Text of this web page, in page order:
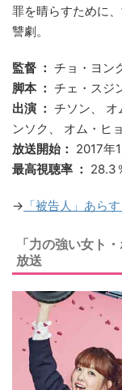
罪を晴らすために
讐劇。
監督 ： チョ・ヨン
脚本 ： チェ・スジ
出演 ： チソン、 オ
ンソク、 オム・ヒ
放送開始： 2017年
最高視聴率 ： 28.3
→ 「被告人」あら
「力の強い女ト
放送